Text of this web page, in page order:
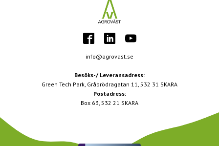
info@agrovast.se
Besöks-/ Leveransadress:
Green Tech Park, Gråbrödragatan 11, 532 31 SKARA
Postadress:
Box 63, 532 21 SKARA